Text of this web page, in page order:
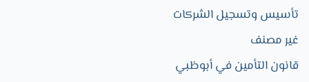
تأسيس وتسجيل الشركات
غير مصنف
قانون التأمين في أبوظبي